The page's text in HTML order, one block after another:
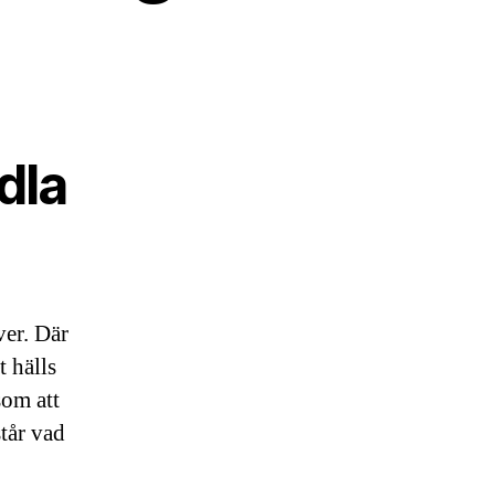
Där
hälls
att
vad